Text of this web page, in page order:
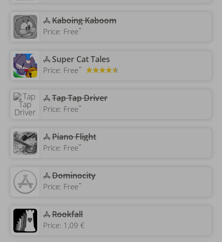
Kaboing Kaboom
Price: Free+
‎Super Cat Tales
Price: Free+
‎Tap Tap Driver
Price: Free+
Piano Flight
Price: Free+
‎Dominocity
Price: Free+
Rookfall
Price: 1,09 €